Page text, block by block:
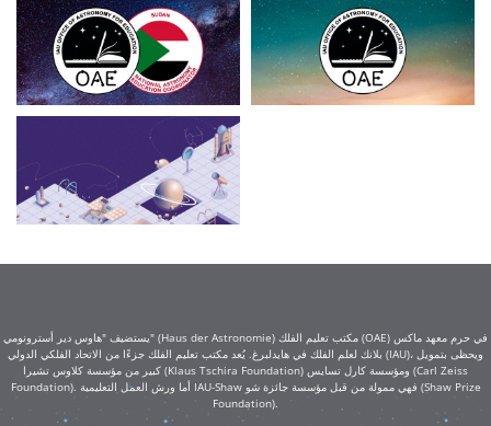
يستضيف "هاوس دير أسترونومي" (Haus der Astronomie) مكتب تعليم الفلك (OAE) في حرم معهد ماكس
بلانك لعلم الفلك في هايدلبرغ. يُعد مكتب تعليم الفلك جزءًا من الاتحاد الفلكي الدولي (IAU)، ويحظى بتمويل
كبير من مؤسسة كلاوس تشيرا (Klaus Tschira Foundation) ومؤسسة كارل تسايس (Carl Zeiss
Foundation). أما ورش العمل التعليمية IAU-Shaw فهي ممولة من قبل مؤسسة جائزة شو (Shaw Prize
Foundation).